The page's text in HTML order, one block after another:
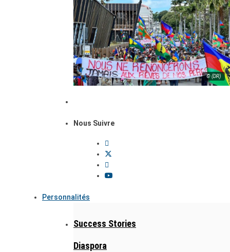
© (DR)
Nous Suivre
Personnalités
Success Stories
Diaspora